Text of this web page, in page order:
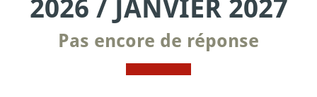
2026 / JANVIER 2027
Pas encore de réponse